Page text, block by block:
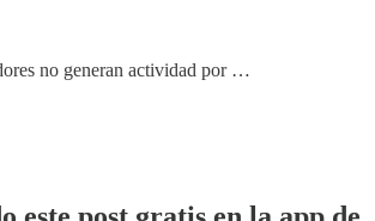
no generan actividad por …